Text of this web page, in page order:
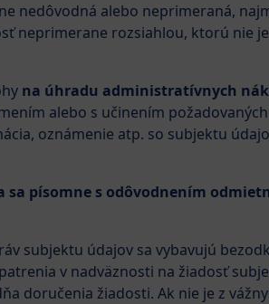
nedôvodná alebo neprimeraná,
neprimerane rozsiahlou, ktorú nie
na úhradu administratívnych
alebo s učinením
oznámenie atp. so subjektu
sa písomne s odôvodnením
subjektu údajov sa vybavujú
v nadväznosti na žiadosť
doručenia žiadosti. Ak nie je z